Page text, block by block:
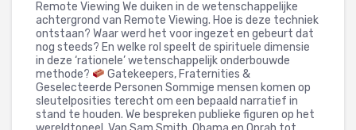
Remote Viewing We duiken in de wetenschappelijke
achtergrond van Remote Viewing. Hoe is deze techniek
ontstaan? Waar werd het voor ingezet en gebeurt dat
nog steeds? En welke rol speelt de spirituele dimensie
in deze ‘rationele’ wetenschappelijk onderbouwde
methode?
Gatekeepers, Fraternities &
Geselecteerde Personen Sommige mensen komen op
sleutelposities terecht om een bepaald narratief in
stand te houden. We bespreken publieke figuren op het